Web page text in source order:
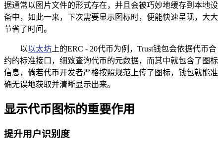
据通常以图片文件的形式存在，并且会被巧妙地缓存到本地设
备中，如此一来，下次需要显示图标时，便能快速呈现，大大
节省了时间。
以以太坊 上的ERC - 20代币为例，Trust钱包会依据代币合
约的标准接口，细致查询代币的元数据，而其中就包含了图标
信息，倘若代币开发者严格按照规范上传了图标，钱包就能准
确无误地获取并清晰显示出来。
显示代币图标的重要作用
提升用户识别度